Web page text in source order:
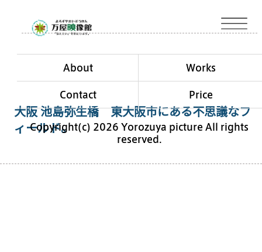
大阪 池島弥生橋 東大阪市にある不思議なフ
ィールド。
About Works
Contact Price
Copyright(c) 2026 Yorozuya picture All rights
reserved.